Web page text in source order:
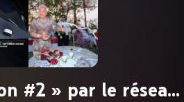
#2 » par le réseau